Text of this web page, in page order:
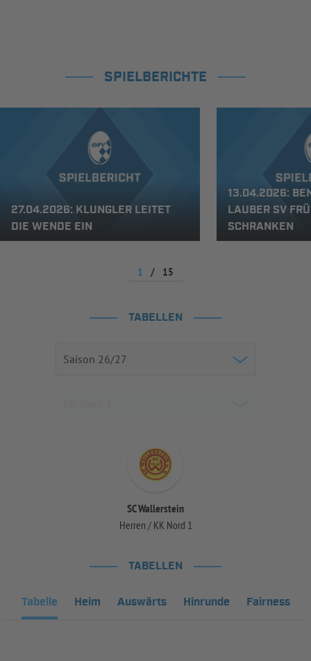
SPIELBERICHTE
27.04.2026: KLUNGLER LEITET
DIE WENDE EIN
13.04.2026:
LAUBER SV
SCHRANKEN
1 / 15
TABELLEN
SC Wallerstein
Herren / KK Nord 1
TABELLEN
Tabelle Heim Auswärts Hinrunde Fairness